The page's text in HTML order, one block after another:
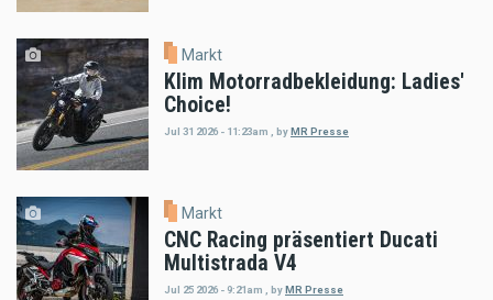
Markt
Klim Motorradbekleidung: Ladies'
Choice!
Jul 31 2026 - 11:23am byMR Presse
Markt
CNC Racing präsentiert Ducati
Multistrada V4
Jul 25 2026 - 9:21am byMR Presse